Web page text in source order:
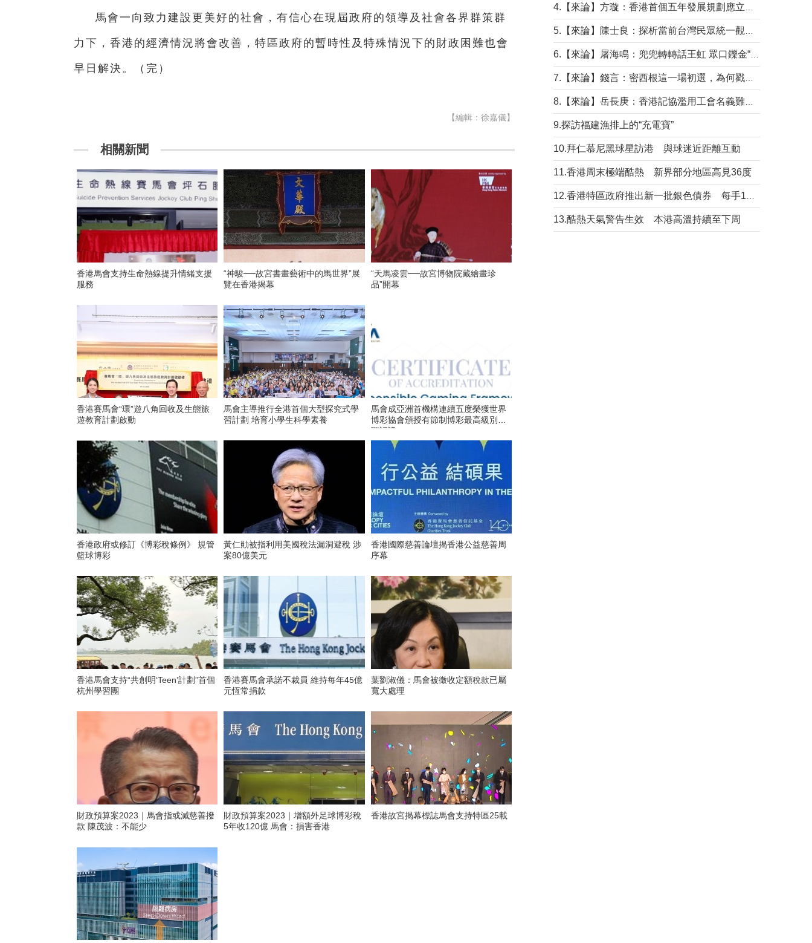
馬會一向致力建設更美好的社會，有信心在現屆政府的領導及社會各界群策群
力下，香港的經濟情況將會改善，特區政府的暫時性及特殊情況下的財政困難也會
早日解決。（完）
【編輯：徐嘉儀】
相關新聞
香港馬會支持生命熱線提升情緒支援
服務
“神駿──故宮書畫藝術中的馬世界”展
覽在香港揭幕
“天馬凌雲──故宮博物院藏繪畫珍
品”開幕
​香港賽馬會“環”遊八角回收及生態旅
遊教育計劃啟動
馬會主導推行全港首個大型探究式學
習計劃 培育小學生科學素養
馬會成亞洲首機構連續五度榮獲世界
博彩協會頒授有節制博彩最高級別國
際認證
香港政府或修訂《博彩稅條例》 規管
籃球博彩
黃仁勛被指利用美國稅法漏洞避稅 涉
案80億美元
香港國際慈善論壇揭香港公益慈善周
序幕
香港馬會支持“共創明‘Teen’計劃”首個
杭州學習團
香港賽馬會承諾不裁員 維持每年45億
元恆常捐款
葉劉淑儀：馬會被徵收定額稅款已屬
寬大處理
財政預算案2023｜馬會指或減慈善撥
款 陳茂波：不能少
財政預算案2023｜增額外足球博彩稅
5年收120億 馬會：損害香港
香港故宮揭幕標誌馬會支持特區25載
9.探訪福建漁排上的“充電寶”
10.拜仁慕尼黑球星訪港 與球迷近距離互動
11.香港周末極端酷熱 新界部分地區高見36度
13.酷熱天氣警告生效 本港高溫持續至下周